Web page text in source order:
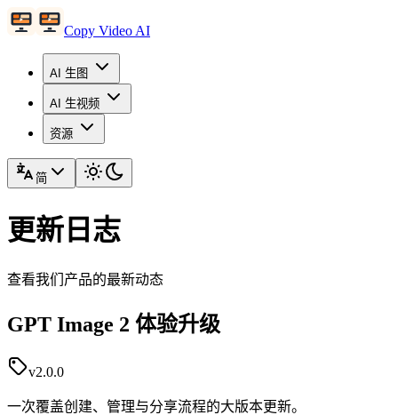
Copy Video AI
AI 生图
AI 生视频
资源
简
更新日志
查看我们产品的最新动态
GPT Image 2 体验升级
v2.0.0
一次覆盖创建、管理与分享流程的大版本更新。